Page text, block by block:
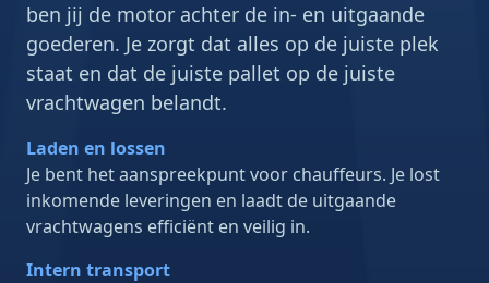
ben jij de motor achter de in- en uitgaande
goederen. Je zorgt dat alles op de juiste plek
staat en dat de juiste pallet op de juiste
vrachtwagen belandt.
Laden en lossen
Je bent het aanspreekpunt voor chauffeurs. Je lost
inkomende leveringen en laadt de uitgaande
vrachtwagens efficiënt en veilig in.
Intern transport